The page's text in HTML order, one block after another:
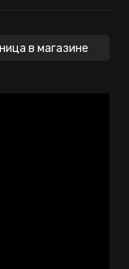
в магазине